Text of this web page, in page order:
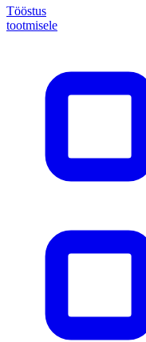
Tööstus
tootmisele